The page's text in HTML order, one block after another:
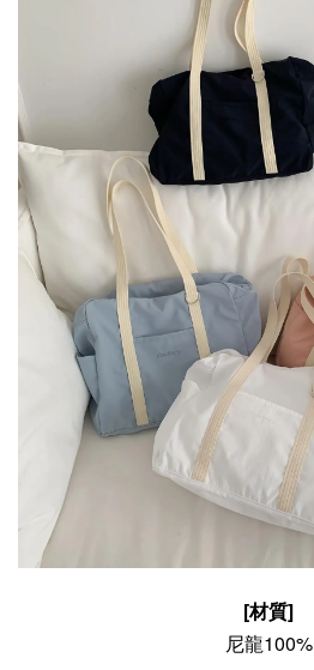
[材質]
尼龍100%